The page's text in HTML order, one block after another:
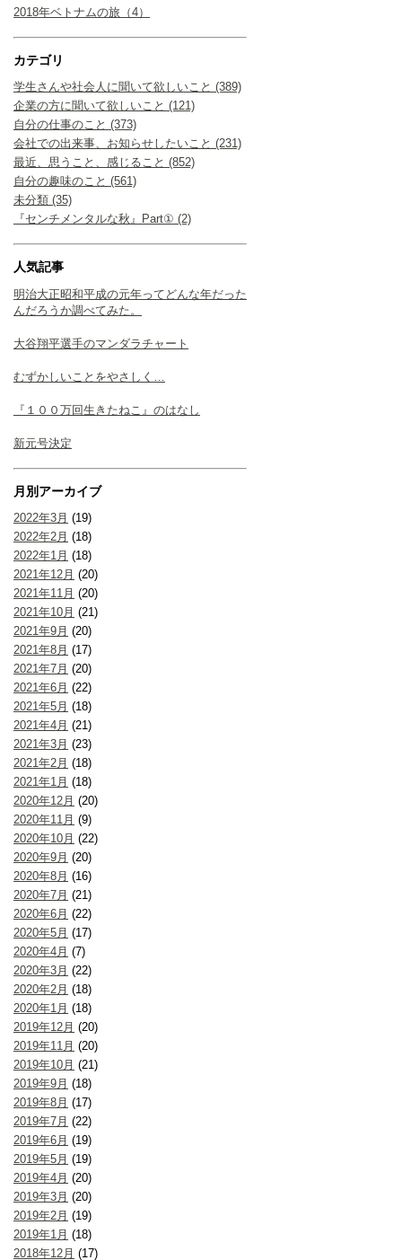
2018年ベトナムの旅（4）
カテゴリ
学生さんや社会人に聞いて欲しいこと (389)
企業の方に聞いて欲しいこと (121)
自分の仕事のこと (373)
会社での出来事、お知らせしたいこと (231)
最近、思うこと、感じること (852)
自分の趣味のこと (561)
未分類 (35)
『センチメンタルな秋』Part① (2)
人気記事
明治大正昭和平成の元年ってどんな年だった
んだろうか調べてみた。
大谷翔平選手のマンダラチャート
むずかしいことをやさしく…
『１００万回生きたねこ』のはなし
新元号決定
月別アーカイブ
2022年3月 (19)
2022年2月 (18)
2022年1月 (18)
2021年12月 (20)
2021年11月 (20)
2021年10月 (21)
2021年9月 (20)
2021年8月 (17)
2021年7月 (20)
2021年6月 (22)
2021年5月 (18)
2021年4月 (21)
2021年3月 (23)
2021年2月 (18)
2021年1月 (18)
2020年12月 (20)
2020年11月 (9)
2020年10月 (22)
2020年9月 (20)
2020年8月 (16)
2020年7月 (21)
2020年6月 (22)
2020年5月 (17)
2020年4月 (7)
2020年3月 (22)
2020年2月 (18)
2020年1月 (18)
2019年12月 (20)
2019年11月 (20)
2019年10月 (21)
2019年9月 (18)
2019年8月 (17)
2019年7月 (22)
2019年6月 (19)
2019年5月 (19)
2019年4月 (20)
2019年3月 (20)
2019年2月 (19)
2019年1月 (18)
2018年12月 (17)